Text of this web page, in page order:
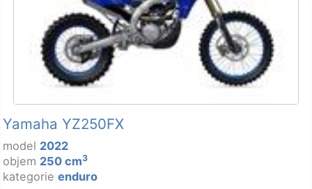
Yamaha YZ250FX
model 2022
objem 250 cm3
kategorie enduro